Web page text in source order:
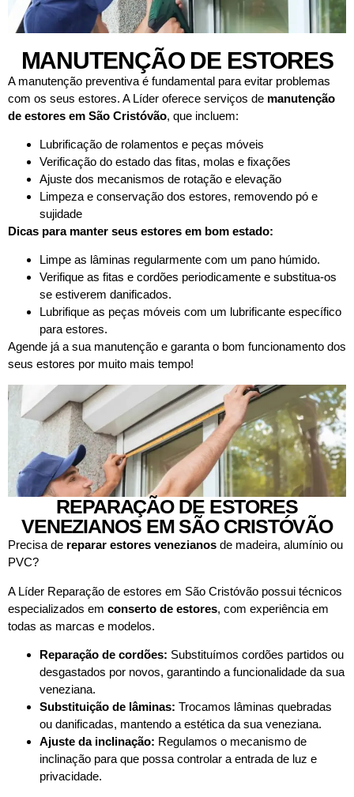
MANUTENÇÃO DE ESTORES
A manutenção preventiva é fundamental para evitar problemas
com os seus estores. A Líder oferece serviços de manutenção
de estores em São Cristóvão, que incluem:
Lubrificação de rolamentos e peças móveis
Verificação do estado das fitas, molas e fixações
Ajuste dos mecanismos de rotação e elevação
Limpeza e conservação dos estores, removendo pó e
sujidade
Dicas para manter seus estores em bom estado:
Limpe as lâminas regularmente com um pano húmido.
Verifique as fitas e cordões periodicamente e substitua-os
se estiverem danificados.
Lubrifique as peças móveis com um lubrificante específico
para estores.
Agende já a sua manutenção e garanta o bom funcionamento dos
seus estores por muito mais tempo!
REPARAÇÃO DE ESTORES
VENEZIANOS EM SÃO CRISTÓVÃO
Precisa de reparar estores venezianos de madeira, alumínio ou
PVC?
A Líder Reparação de estores em São Cristóvão possui técnicos
especializados em conserto de estores, com experiência em
todas as marcas e modelos.
Reparação de cordões: Substituímos cordões partidos ou
desgastados por novos, garantindo a funcionalidade da sua
veneziana.
Substituição de lâminas: Trocamos lâminas quebradas
ou danificadas, mantendo a estética da sua veneziana.
Ajuste da inclinação: Regulamos o mecanismo de
inclinação para que possa controlar a entrada de luz e
privacidade.